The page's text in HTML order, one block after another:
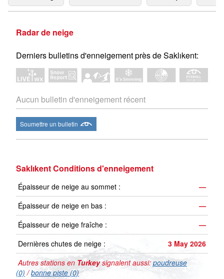
Radar de neige
Derniers bulletins d'enneigement près de Saklıkent:
Aucun bulletin d'enneigement récent
Soumettre un bulletin
Saklıkent Conditions d'enneigement
Épaisseur de neige au sommet :
—
Épaisseur de neige en bas :
—
Épaisseur de neige fraîche :
—
Dernières chutes de neige :
3 May 2026
Autres stations en Turkeysignalent aussi: poudreuse
(0) /bonne piste (0)